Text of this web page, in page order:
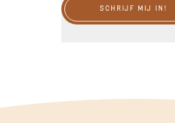
SCHRIJF MIJ IN!